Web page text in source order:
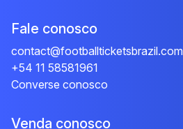
Fale conosco
contact@footballticketsbrazil.com
+54 11 58581961
Converse conosco
Venda conosco